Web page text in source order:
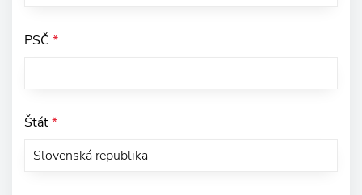
PSČ *
Štát*